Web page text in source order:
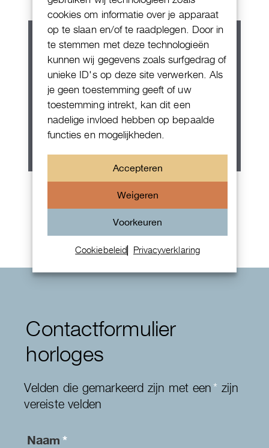
cookies om informatie over je apparaat
op te slaan en/of te raadplegen. Door in
te stemmen met deze technologieën
kunnen wij gegevens zoals surfgedrag of
unieke ID's op deze site verwerken. Als
je geen toestemming geeft of uw
toestemming intrekt, kan dit een
nadelige invloed hebben op bepaalde
functies en mogelijkheden.
Accepteren
Weigeren
Voorkeuren
Cookiebeleid Privacyverklaring
Patek Philippe Annual Calendar
Chornograaf
Contactformulier
horloges
Velden die gemarkeerd zijn met een* zijn
vereiste velden
Naam*